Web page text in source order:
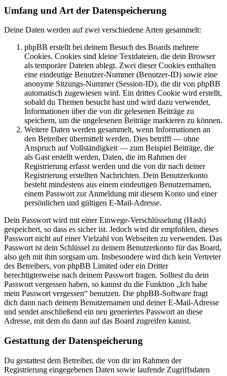
Umfang und Art der Datenspeicherung
Deine Daten werden auf zwei verschiedene Arten gesammelt:
phpBB erstellt bei deinem Besuch des Boards mehrere
Cookies. Cookies sind kleine Textdateien, die dein Browser
als temporäre Dateien ablegt. Zwei dieser Cookies enthalten
eine eindeutige Benutzer-Nummer (Benutzer-ID) sowie eine
anonyme Sitzungs-Nummer (Session-ID), die dir von phpBB
automatisch zugewiesen wird. Ein drittes Cookie wird erstellt,
sobald du Themen besucht hast und wird dazu verwendet,
Informationen über die von dir gelesenen Beiträge zu
speichern, um die ungelesenen Beiträge markieren zu können.
Weitere Daten werden gesammelt, wenn Informationen an
den Betreiber übermittelt werden. Dies betrifft — ohne
Anspruch auf Vollständigkeit — zum Beispiel Beiträge, die
als Gast erstellt werden, Daten, die im Rahmen der
Registrierung erfasst werden und die von dir nach deiner
Registrierung erstellten Nachrichten. Dein Benutzerkonto
besteht mindestens aus einem eindeutigen Benutzernamen,
einem Passwort zur Anmeldung mit diesem Konto und einer
persönlichen und gültigen E-Mail-Adresse.
Dein Passwort wird mit einer Einwege-Verschlüsselung (Hash)
gespeichert, so dass es sicher ist. Jedoch wird dir empfohlen, dieses
Passwort nicht auf einer Vielzahl von Webseiten zu verwenden. Das
Passwort ist dein Schlüssel zu deinem Benutzerkonto für das Board,
also geh mit ihm sorgsam um. Insbesondere wird dich kein Vertreter
des Betreibers, von phpBB Limited oder ein Dritter
berechtigterweise nach deinem Passwort fragen. Solltest du dein
Passwort vergessen haben, so kannst du die Funktion „Ich habe
mein Passwort vergessen“ benutzen. Die phpBB-Software fragt
dich dann nach deinem Benutzernamen und deiner E-Mail-Adresse
und sendet anschließend ein neu generiertes Passwort an diese
Adresse, mit dem du dann auf das Board zugreifen kannst.
Gestattung der Datenspeicherung
Du gestattest dem Betreiber, die von dir im Rahmen der
Registrierung eingegebenen Daten sowie laufende Zugriffsdaten